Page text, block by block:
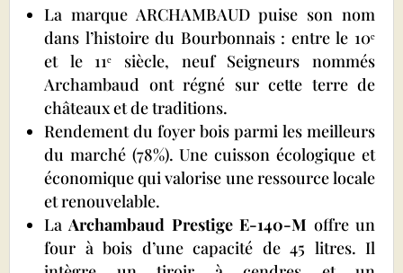
La marque ARCHAMBAUDpuise son nom
dans l’histoire du Bourbonnais : entre le 10ᵉ
et le 11ᵉ siècle, neuf Seigneurs nommés
Archambaud ont régné sur cette terre de
châteaux et de traditions.
Rendement du foyer bois parmi les meilleurs
du marché (78%). Une cuisson écologique et
économique qui valorise une ressource locale
et renouvelable.
LaArchambaud Prestige E-140-M offre un
four à bois d’une capacité de 45 litres. Il